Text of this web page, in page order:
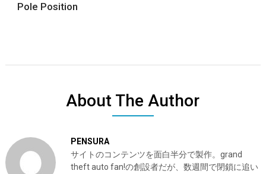
Pole Position
About The Author
PENSURA
サイトのコンテンツを面白半分で製作。grand
theft auto fan!の創設者だが、数週間で閉鎖に追い